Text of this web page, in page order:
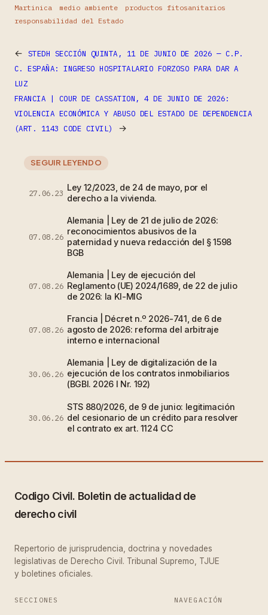
Martinica
medio ambiente
productos fitosanitarios
responsabilidad del Estado
←
STEDH SECCIÓN QUINTA, 11 DE JUNIO DE 2026 — C.P.
C. ESPAÑA: INGRESO HOSPITALARIO FORZOSO PARA DAR A
LUZ
FRANCIA | COUR DE CASSATION, 4 DE JUNIO DE 2026:
VIOLENCIA ECONÓMICA Y ABUSO DEL ESTADO DE DEPENDENCIA
(ART. 1143 CODE CIVIL)
→
SEGUIR LEYENDO
27.06.23
Ley 12/2023, de 24 de mayo, por el
derecho a la vivienda.
07.08.26
Alemania | Ley de 21 de julio de 2026:
reconocimientos abusivos de la
paternidad y nueva redacción del § 1598
BGB
07.08.26
Alemania | Ley de ejecución del
Reglamento (UE) 2024/1689, de 22 de julio
de 2026: la KI-MIG
07.08.26
Francia | Décret n.º 2026-741, de 6 de
agosto de 2026: reforma del arbitraje
interno e internacional
30.06.26
Alemania | Ley de digitalización de la
ejecución de los contratos inmobiliarios
(BGBl. 2026 I Nr. 192)
30.06.26
STS 880/2026, de 9 de junio: legitimación
del cesionario de un crédito para resolver
el contrato ex art. 1124 CC
Codigo Civil. Boletin de actualidad de
derecho civil
Repertorio de jurisprudencia, doctrina y novedades
legislativas de Derecho Civil. Tribunal Supremo, TJUE
y boletines oficiales.
SECCIONES NAVEGACIÓN